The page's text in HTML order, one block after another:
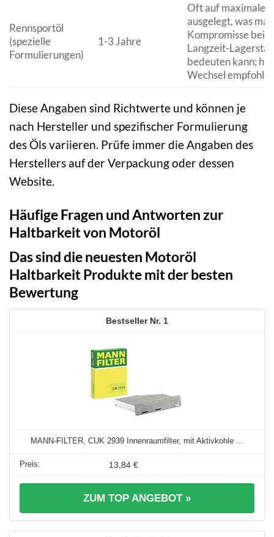
Rennsportöl
(spezielle
Formulierungen)
1-3 Jahre
Oft auf maximale
ausgelegt, was
Kompromisse bei
Langzeit-
bedeuten kann;
Wechsel
Diese Angaben sind Richtwerte und können je
nach Hersteller und spezifischer Formulierung
des Öls variieren. Prüfe immer die Angaben des
Herstellers auf der Verpackung oder dessen
Website.
Häufige Fragen und Antworten zur
Haltbarkeit von Motoröl
Das sind die neuesten Motoröl
Haltbarkeit Produkte mit der besten
Bewertung
1
MANN-FILTER, CUK 2939 Innenraumfilter, mit Aktivkohle ...
13,84 €
ZUM TOP ANGEBOT »